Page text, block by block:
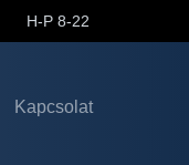
H-P 8-22
Kapcsolat